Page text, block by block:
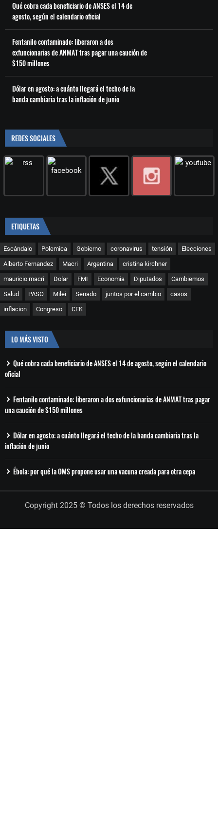
Qué cobra cada beneficiario de ANSES el 14 de
agosto, según el calendario oficial
Fentanilo contaminado: liberaron a dos
exfuncionarias de ANMAT tras pagar una caución de
$150 millones
Dólar en agosto: a cuánto llegará el techo de la
banda cambiaria tras la inflación de junio
REDES SOCIALES
ETIQUETAS
Escándalo Polemica Gobierno coronavirus tensión Elecciones
Alberto Fernandez Macri Argentina cristina kirchner
mauricio macri Dolar FMI Economia Diputados Cambiemos
Salud PASO Milei Senado juntos por el cambio casos
inflacion Congreso CFK
LO MÁS VISTO
Qué cobra cada beneficiario de ANSES el 14 de agosto, según el calendario
oficial
Fentanilo contaminado: liberaron a dos exfuncionarias de ANMAT tras pagar
una caución de $150 millones
Dólar en agosto: a cuánto llegará el techo de la banda cambiaria tras la
inflación de junio
Ébola: por qué la OMS propone usar una vacuna creada para otra cepa
Copyright 2025 © Todos los derechos reservados